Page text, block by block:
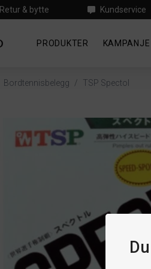
Retur & bytte Kundservice
PRODUKTER KAMPANJE
Bordtennisbelegg / TSP Spectol